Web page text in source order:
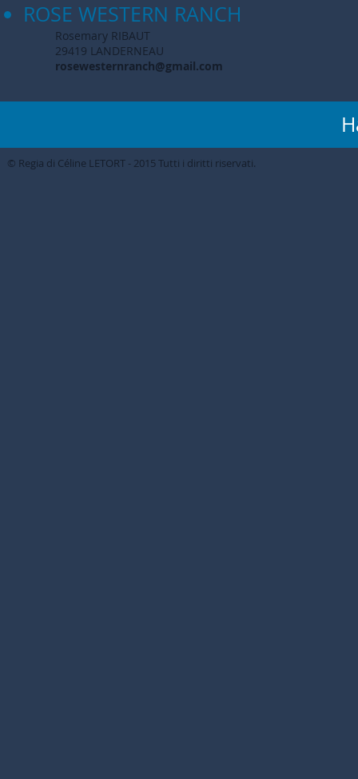
ROSE WESTERN RANCH
Rosemary RIBAUT
29419 LANDERNEAU
rosewesternranch@gmail.com
© Regia di Céline LETORT - 2015 Tutti i diritti riservati.